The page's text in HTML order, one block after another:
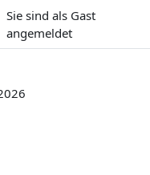
Sie sind als Gast
angemeldet